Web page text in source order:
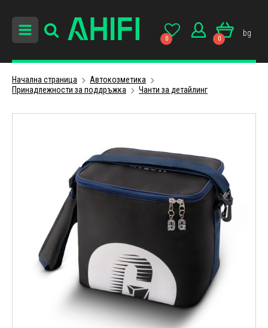
0 0
bg
Начална страница
Автокозметика
Принадлежности за поддръжка
Чанти за детайлинг